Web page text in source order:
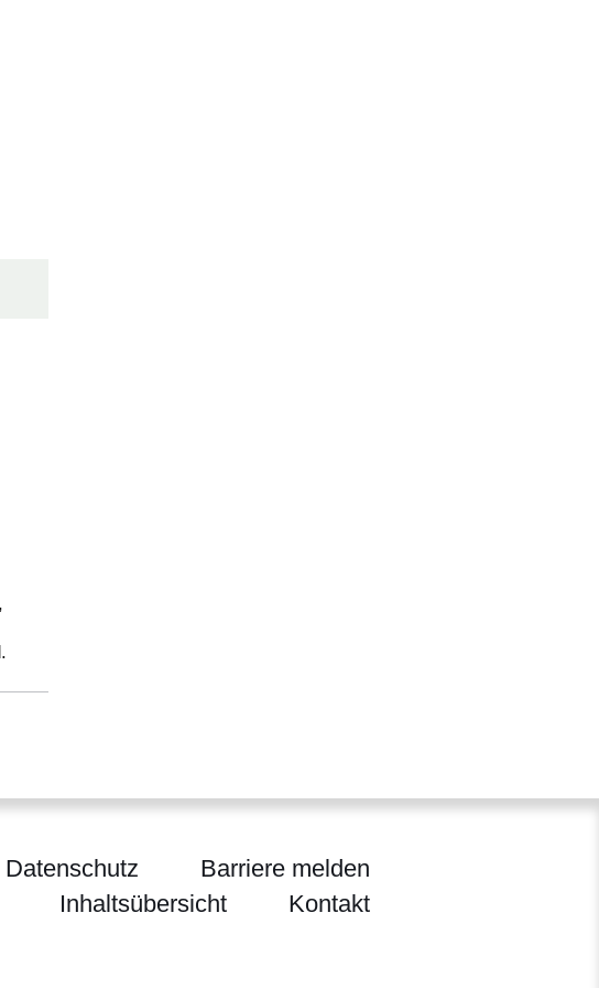
Datenschutz
Barriere melden
Inhaltsübersicht
Kontakt